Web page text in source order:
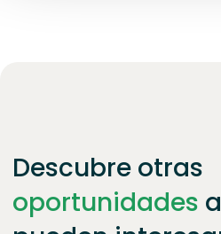
Descubre otras
oportunidades